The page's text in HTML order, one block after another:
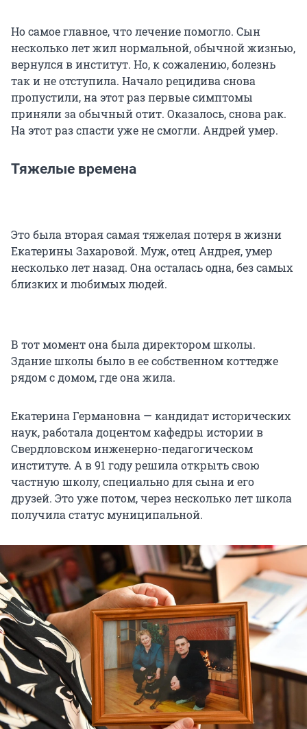
Но самое главное, что лечение помогло. Сын
несколько лет жил нормальной, обычной жизнью,
вернулся в институт. Но, к сожалению, болезнь
так и не отступила. Начало рецидива снова
пропустили, на этот раз первые симптомы
приняли за обычный отит. Оказалось, снова рак.
На этот раз спасти уже не смогли. Андрей умер.
Тяжелые времена
Это была вторая самая тяжелая потеря в жизни
Екатерины Захаровой. Муж, отец Андрея, умер
несколько лет назад. Она осталась одна, без самых
близких и любимых людей.
В тот момент она была директором школы.
Здание школы было в ее собственном коттедже
рядом с домом, где она жила.
Екатерина Германовна — кандидат исторических
наук, работала доцентом кафедры истории в
Свердловском инженерно-педагогическом
институте. А в 91 году решила открыть свою
частную школу, специально для сына и его
друзей. Это уже потом, через несколько лет школа
получила статус муниципальной.